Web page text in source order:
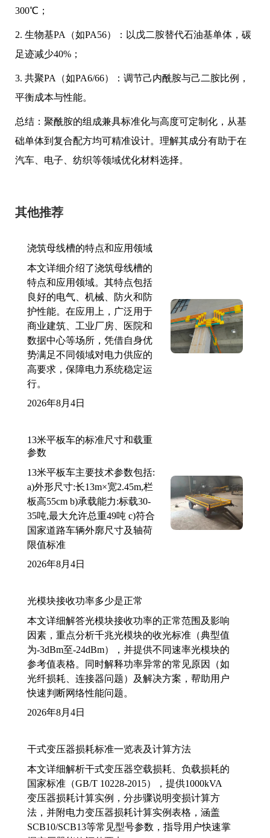
300℃；
2. 生物基PA（如PA56）：以戊二胺替代石油基单体，碳
足迹减少40%；
3. 共聚PA（如PA6/66）：调节己内酰胺与己二胺比例，
平衡成本与性能。
总结：聚酰胺的组成兼具标准化与高度可定制化，从基
础单体到复合配方均可精准设计。理解其成分有助于在
汽车、电子、纺织等领域优化材料选择。
其他推荐
浇筑母线槽的特点和应用领域
本文详细介绍了浇筑母线槽的
特点和应用领域。其特点包括
良好的电气、机械、防火和防
护性能。在应用上，广泛用于
商业建筑、工业厂房、医院和
数据中心等场所，凭借自身优
势满足不同领域对电力供应的
高要求，保障电力系统稳定运
行。
2026年8月4日
13米平板车的标准尺寸和载重
参数
13米平板车主要技术参数包括:
a)外形尺寸:长13m×宽2.45m,栏
板高55cm b)承载能力:标载30-
35吨,最大允许总重49吨 c)符合
国家道路车辆外廓尺寸及轴荷
限值标准
2026年8月4日
光模块接收功率多少是正常
本文详细解答光模块接收功率的正常范围及影响
因素，重点分析千兆光模块的收光标准（典型值
为-3dBm至-24dBm），并提供不同速率光模块的
参考值表格。同时解释功率异常的常见原因（如
光纤损耗、连接器问题）及解决方案，帮助用户
快速判断网络性能问题。
2026年8月4日
干式变压器损耗标准一览表及计算方法
本文详细解析干式变压器空载损耗、负载损耗的
国家标准（GB/T 10228-2015），提供1000kVA
变压器损耗计算实例，分步骤说明变损计算方
法，并附电力变压器损耗计算实例表格，涵盖
SCB10/SCB13等常见型号参数，指导用户快速掌